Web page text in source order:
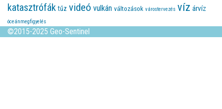
katasztrófák tűz videó vulkán változások várostervezés víz árvíz
óceánmegfigyelés
©2015-2025 Geo-Sentinel